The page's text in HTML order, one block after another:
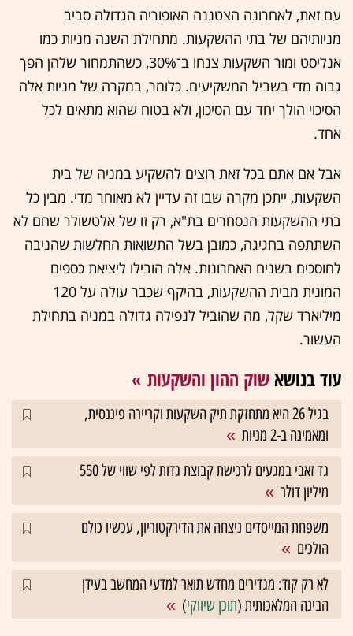
עם זאת, לאחרונה הצטננה האופוריה הגדולה סביב
מניותיהם של בתי ההשקעות. מתחילת השנה מניות כמו
אנליסט ומור השקעות צנחו ב־30%, כשהתמחור שלהן הפך
גבוה מדי בשביל המשקיעים. כלומר, במקרה של מניות אלה
הסיכוי הולך יחד עם הסיכון, ולא בטוח שהוא מתאים לכל
אחד.
אבל אם אתם בכל זאת רוצים להשקיע במניה של בית
השקעות, ייתכן מקרה שבו זה עדיין לא מאוחר מדי. מבין כל
בתי ההשקעות הנסחרים בת"א, רק זו של אלטשולר שחם לא
השתתפה בחגיגה, כמובן בשל התשואות החלשות שהניבה
לחוסכים בשנים האחרונות. אלה הובילו ליציאת כספים
המונית מבית ההשקעות, בהיקף שכבר עולה על 120
מיליארד שקל, מה שהוביל לנפילה גדולה במניה בתחילת
העשור.
עוד בנושא שוק ההון והשקעות
בגיל 26 היא מתחזקת תיק השקעות וקריירה פיננסית,
ומאמינה ב-2 מניות
גד זאבי במגעים לרכישת קבוצת גדות לפי שווי של 550
מיליון דולר
משפחת המייסדים ניצחה את הדירקטוריון, עכשיו כולם
הולכים
לא רק קוד: מגדירים מחדש תואר למדעי המחשב בעידן
הבינה המלאכותית (תוכן שיווקי)